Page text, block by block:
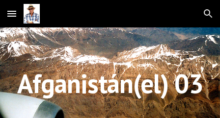
Skip to main content Skip to navigation
Afganistán(el) 03